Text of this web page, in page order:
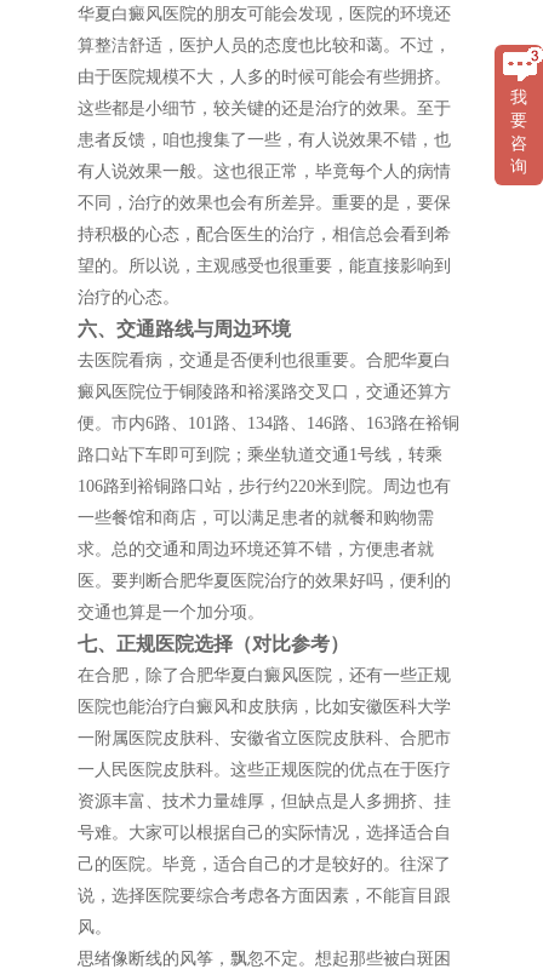
华夏白癜风医院的朋友可能会发现，医院的环境还
算整洁舒适，医护人员的态度也比较和蔼。不过，
由于医院规模不大，人多的时候可能会有些拥挤。
这些都是小细节，较关键的还是治疗的效果。至于
患者反馈，咱也搜集了一些，有人说效果不错，也
有人说效果一般。这也很正常，毕竟每个人的病情
不同，治疗的效果也会有所差异。重要的是，要保
持积极的心态，配合医生的治疗，相信总会看到希
望的。所以说，主观感受也很重要，能直接影响到
治疗的心态。
六、交通路线与周边环境
去医院看病，交通是否便利也很重要。合肥华夏白
癜风医院位于铜陵路和裕溪路交叉口，交通还算方
便。市内6路、101路、134路、146路、163路在裕铜
路口站下车即可到院；乘坐轨道交通1号线，转乘
106路到裕铜路口站，步行约220米到院。周边也有
一些餐馆和商店，可以满足患者的就餐和购物需
求。总的交通和周边环境还算不错，方便患者就
医。要判断合肥华夏医院治疗的效果好吗，便利的
交通也算是一个加分项。
七、正规医院选择（对比参考）
在合肥，除了合肥华夏白癜风医院，还有一些正规
医院也能治疗白癜风和皮肤病，比如安徽医科大学
一附属医院皮肤科、安徽省立医院皮肤科、合肥市
一人民医院皮肤科。这些正规医院的优点在于医疗
资源丰富、技术力量雄厚，但缺点是人多拥挤、挂
号难。大家可以根据自己的实际情况，选择适合自
己的医院。毕竟，适合自己的才是较好的。往深了
说，选择医院要综合考虑各方面因素，不能盲目跟
风。
思绪像断线的风筝，飘忽不定。想起那些被白斑困
我
要
咨
询